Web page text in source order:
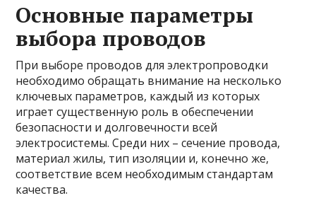
Основные параметры
выбора проводов
При выборе проводов для электропроводки
необходимо обращать внимание на несколько
ключевых параметров, каждый из которых
играет существенную роль в обеспечении
безопасности и долговечности всей
электросистемы. Среди них – сечение провода,
материал жилы, тип изоляции и, конечно же,
соответствие всем необходимым стандартам
качества.